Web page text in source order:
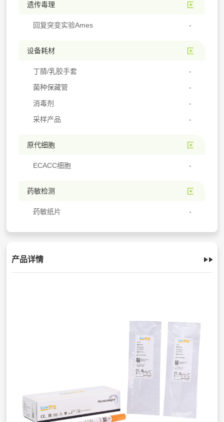
遗传毒理
回复突变实验Ames
设备耗材
丁腈/乳胶手套
菌种保藏管
消毒剂
采样产品
原代细胞
ECACC细胞
药敏检测
药敏纸片
产品详情